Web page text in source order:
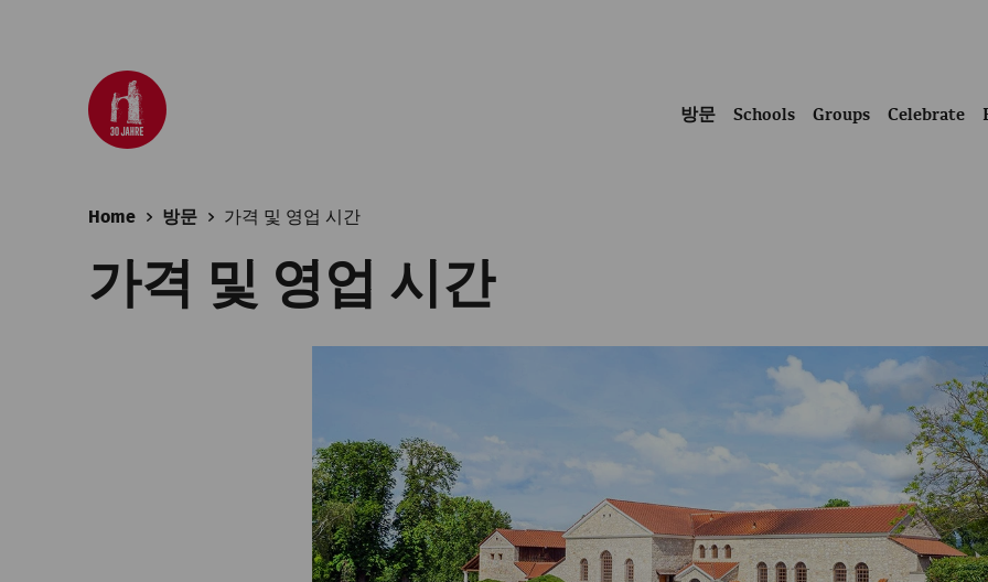
방문 Schools Groups Celebrate
Home 방문 가격 및 영업 시간
가격 및 영업 시간